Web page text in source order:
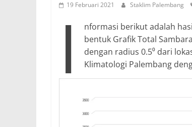
19 Februari 2021 Staklim Palembang
I
nformasi berikut adalah
bentuk Grafik Total
dengan radius 0.5⁰ dari
Klimatologi Palembang